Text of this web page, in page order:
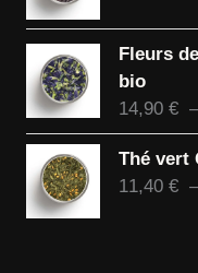
Fleurs
bio
14,90 €
Thé vert
11,40 €